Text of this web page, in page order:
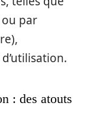
par
: des atouts